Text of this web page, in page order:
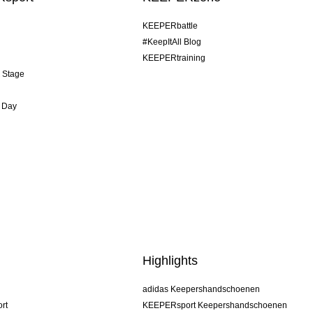
Stage
KEEPERbattle
#KeepItAll Blog
KEEPERtraining
Highlights
adidas Keepershandschoenen
KEEPERsport Keepershandschoenen